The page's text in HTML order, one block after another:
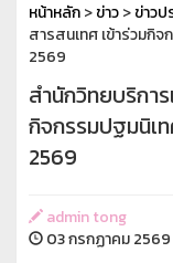
หน้าหลัก>ข่าว>ข่าว
สารสนเทศ เข้าร่วมกิ
2569
สำนักวิทยบริการ
กิจกรรมปฐมนิเ
2569
admin tong
03 กรกฏาคม 2569